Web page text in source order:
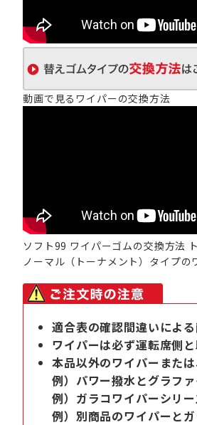
動画で見るワイパーの交換方法
ソフト99 ワイパーゴムの交換方法
ノーマル（トーナメント）タイプの
適合表の確認間違いによ
ワイパーは必ず運転席側
本品以外のワイパーまた
例）パワー撥水とグラフ
例）ガラコワイパーシリ
例）別商品のワイパーと